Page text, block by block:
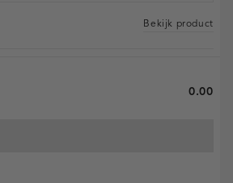
Bekijk product
0.00